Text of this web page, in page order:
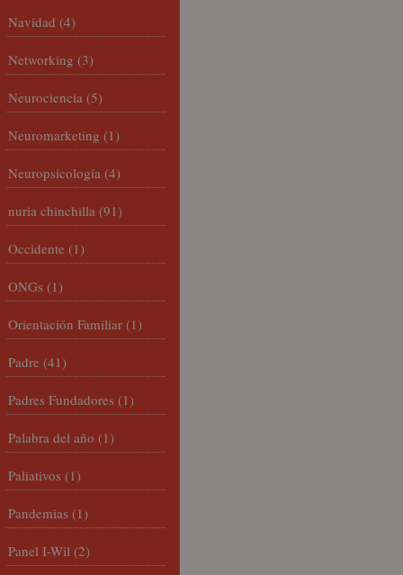
Navidad (4)
Networking (3)
Neurociencia (5)
Neuromarketing (1)
Neuropsicología (4)
nuria chinchilla (91)
Occidente (1)
ONGs (1)
Orientación Familiar (1)
Padre (41)
Padres Fundadores (1)
Palabra del año (1)
Paliativos (1)
Pandemias (1)
Panel I-Wil (2)